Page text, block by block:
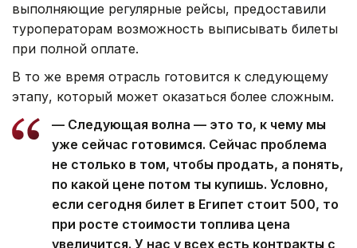
выполняющие регулярные рейсы, предоставили
туроператорам возможность выписывать билеты
при полной оплате.
В то же время отрасль готовится к следующему
этапу, который может оказаться более сложным.
— Следующая волна — это то, к чему мы
уже сейчас готовимся. Сейчас проблема
не столько в том, чтобы продать, а понять,
по какой цене потом ты купишь. Условно,
если сегодня билет в Египет стоит 500, то
при росте стоимости топлива цена
увеличится. У нас у всех есть контракты с